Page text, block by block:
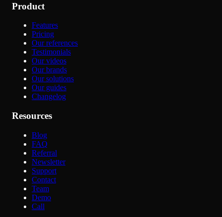
Product
Features
Pricing
Our references
Testimonials
Our videos
Our brands
Our solutions
Our guides
Changelog
Resources
Blog
FAQ
Referral
Newsletter
Support
Contact
Team
Demo
Call